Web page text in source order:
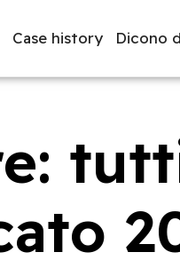
Case history Dicono